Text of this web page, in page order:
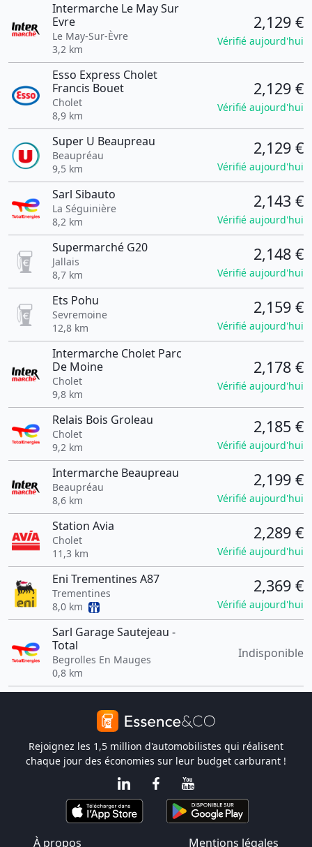
Intermarche Le May Sur
Evre
Le May-Sur-Èvre
3,2 km
2,129 €
Vérifié aujourd'hui
Esso Express Cholet
Francis Bouet
Cholet
8,9 km
2,129 €
Vérifié aujourd'hui
Super U Beaupreau
Beaupréau
9,5 km
2,129 €
Vérifié aujourd'hui
Sarl Sibauto
La Séguinière
8,2 km
2,143 €
Vérifié aujourd'hui
Supermarché G20
Jallais
8,7 km
2,148 €
Vérifié aujourd'hui
Ets Pohu
Sevremoine
12,8 km
2,159 €
Vérifié aujourd'hui
Intermarche Cholet Parc
De Moine
Cholet
9,8 km
2,178 €
Vérifié aujourd'hui
Relais Bois Groleau
Cholet
9,2 km
2,185 €
Vérifié aujourd'hui
Intermarche Beaupreau
Beaupréau
8,6 km
2,199 €
Vérifié aujourd'hui
Station Avia
Cholet
11,3 km
2,289 €
Vérifié aujourd'hui
Eni Trementines A87
Trementines
8,0 km
2,369 €
Vérifié aujourd'hui
Sarl Garage Sautejeau -
Total
Begrolles En Mauges
0,8 km
Indisponible
Rejoignez les 1,5 million d'automobilistes qui réalisent
chaque jour des économies sur leur budget carburant !
À propos Mentions légales